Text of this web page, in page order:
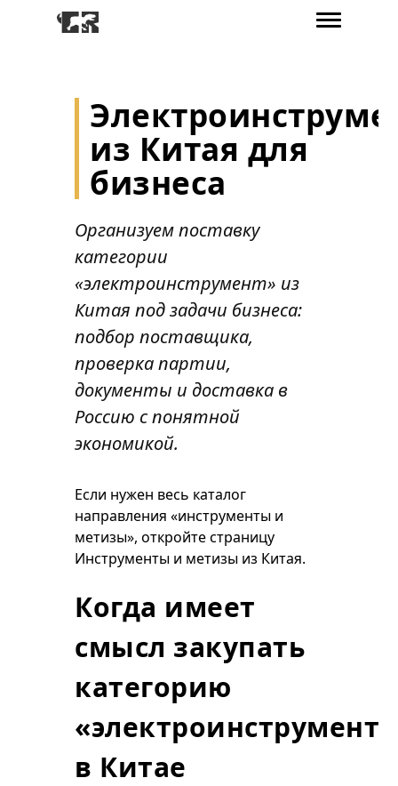
из Китая для
бизнеса
Организуем поставку
категории
«электроинструмент» из
Китая под задачи бизнеса:
подбор поставщика,
проверка партии,
документы и доставка в
Россию с понятной
экономикой.
Если нужен весь каталог
направления «инструменты и
метизы», откройте страницу
Инструменты и метизы из Китая.
Когда имеет
смысл закупать
категорию
«электроинструмент»
в Китае